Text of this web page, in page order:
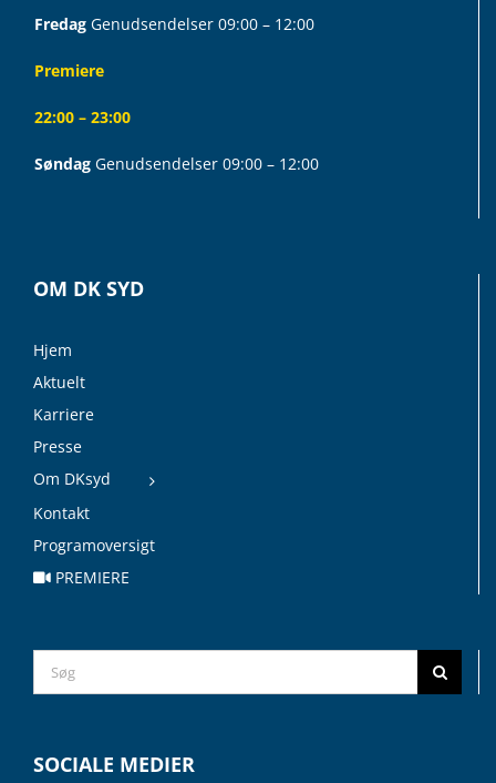
Fredag Genudsendelser 09:00 – 12:00
Premiere
22:00 – 23:00
Søndag Genudsendelser 09:00 – 12:00
OM DK SYD
Hjem
Aktuelt
Karriere
Presse
Om DKsyd
Kontakt
Programoversigt
PREMIERE
Search
for:
SOCIALE MEDIER